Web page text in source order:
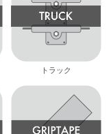
トラック